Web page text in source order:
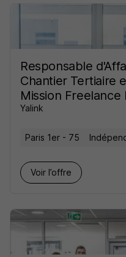
Responsable
Chantier Tertiaire
Mission Freelance
Yalink
Paris 1er - 75
Voir l’offre